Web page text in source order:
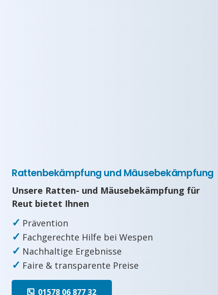
Rattenbekämpfung und Mäusebekämpfung
Unsere Ratten- und Mäusebekämpfung für
Reut bietet Ihnen
✓ Prävention
✓ Fachgerechte Hilfe bei Wespen
✓ Nachhaltige Ergebnisse
✓ Faire & transparente Preise
01578 06 877 32